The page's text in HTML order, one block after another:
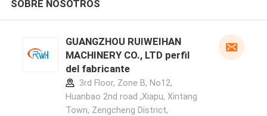
SOBRE NOSOTROS
GUANGZHOU RUIWEIHAN
MACHINERY CO., LTD perfil
del fabricante
3rd Floor, Zone B, No12,
Huanbao 2nd road ,Xiapu, Xintang
Town, Zengcheng District,